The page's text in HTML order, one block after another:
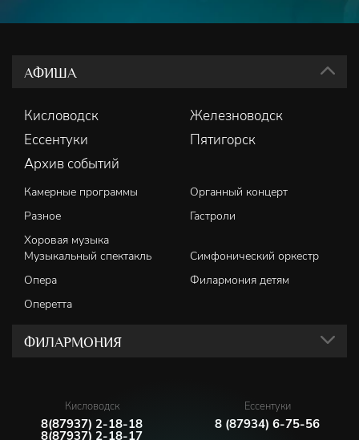
АФИША
Кисловодск
Железноводск
Ессентуки
Пятигорск
Архив событий
Камерные программы
Органный концерт
Разное
Гастроли
Хоровая музыка
Музыкальный спектакль
Симфонический оркестр
Опера
Филармония детям
Оперетта
ФИЛАРМОНИЯ
Кисловодск
8(87937) 2-18-18
8(87937) 2-18-17
Ессентуки
8 (87934) 6-75-56